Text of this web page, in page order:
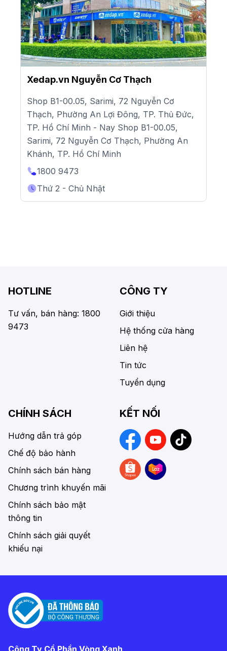
Xedap.vn Nguyễn Cơ Thạch
Shop B1-00.05, Sarimi, 72 Nguyễn Cơ
Thạch, Phường An Lợi Đông, TP. Thủ Đức,
TP. Hồ Chí Minh - Nay Shop B1-00.05,
Sarimi, 72 Nguyễn Cơ Thạch, Phường An
Khánh, TP. Hồ Chí Minh
1800 9473
Thứ 2 - Chủ Nhật
HOTLINE
Tư vấn, bán hàng: 1800
9473
CÔNG TY
Giới thiệu
Hệ thống cửa hàng
Liên hệ
Tin tức
Tuyển dụng
CHÍNH SÁCH
Hướng dẫn trả góp
Chế độ bảo hành
Chính sách bán hàng
Chương trình khuyến mãi
Chính sách bảo mật
thông tin
Chính sách giải quyết
khiếu nại
KẾT NỐI
Công Ty Cổ Phần Vòng Xanh